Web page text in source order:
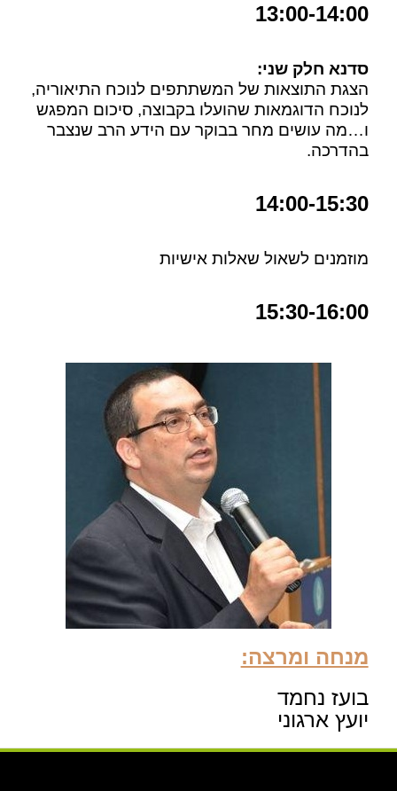
13:00-14:00
סדנא חלק שני:
הצגת התוצאות של המשתתפים לנוכח התיאוריה,
לנוכח הדוגמאות שהועלו בקבוצה, סיכום המפגש
ו…מה עושים מחר בבוקר עם הידע הרב שנצבר
בהדרכה.
14:00-15:30
מוזמנים לשאול שאלות אישיות
15:30-16:00
מנחה ומרצה:
בועז נחמד
יועץ ארגוני